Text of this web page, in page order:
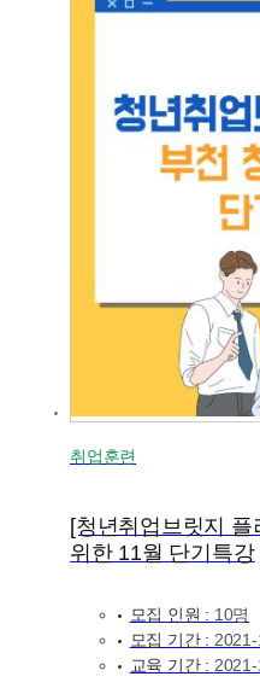
취업훈련
[청년취업브릿지
위한 11월 단기특강
모집 인원 : 10명
모집 기간 :
교육 기간 :